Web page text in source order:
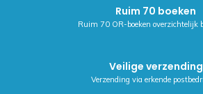
Ruim 70 boeken
Ruim 70 OR-boeken overzichtelijk
Veilige verzending
Verzending via erkende